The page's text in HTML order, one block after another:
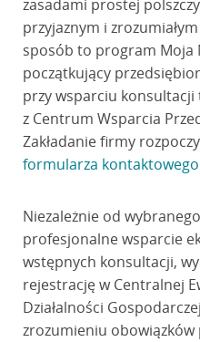
zasadami prostej
przyjaznym i
sposób to program Moja
początkujący
przy wsparciu
z Centrum Wsparcia
Zakładanie firmy
formularza kontaktowego
Niezależnie od
profesjonalne wsparcie
wstępnych konsultacji,
rejestrację w Centralnej
Działalności
zrozumieniu obowiązków